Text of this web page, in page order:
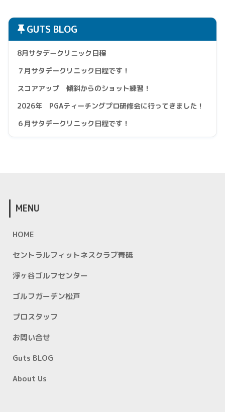
GUTS BLOG
8月サタデークリニック日程
７月サタデークリニック日程です！
スコアアップ 傾斜からのショット練習！
2026年 PGAティーチングプロ研修会に行ってきました！
６月サタデークリニック日程です！
MENU
HOME
セントラルフィットネスクラブ青砥
浮ヶ谷ゴルフセンター
ゴルフガーデン松戸
プロスタッフ
お問い合せ
Guts BLOG
About Us